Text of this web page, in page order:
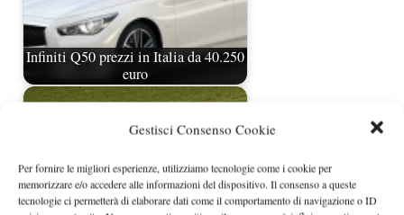
Gestisci Consenso Cookie
Per fornire le migliori esperienze, utilizziamo tecnologie come i cookie per
memorizzare e/o accedere alle informazioni del dispositivo. Il consenso a queste
tecnologie ci permetterà di elaborare dati come il comportamento di navigazione o ID
Infiniti Q50 prezzi in Italia da 40.250
euro